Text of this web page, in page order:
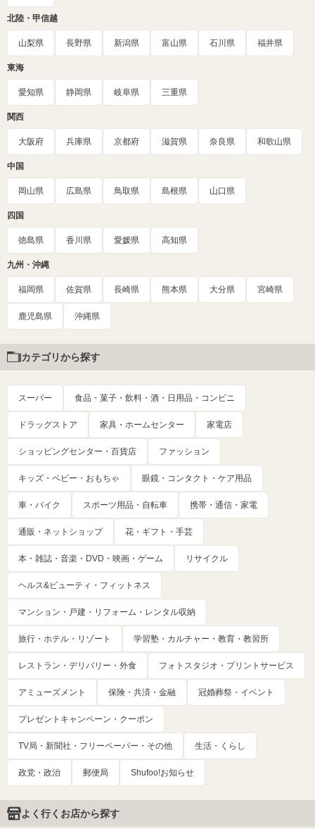
北陸・甲信越
山梨県 長野県 新潟県 富山県 石川県 福井県
東海
愛知県 静岡県 岐阜県 三重県
関西
大阪府 兵庫県 京都府 滋賀県 奈良県 和歌山県
中国
岡山県 広島県 鳥取県 島根県 山口県
四国
徳島県 香川県 愛媛県 高知県
九州・沖縄
福岡県 佐賀県 長崎県 熊本県 大分県 宮崎県
鹿児島県 沖縄県
カテゴリから探す
スーパー 食品・菓子・飲料・酒・日用品・コンビニ
ドラッグストア 家具・ホームセンター 家電店
ショッピングセンター・百貨店 ファッション
キッズ・ベビー・おもちゃ 眼鏡・コンタクト・ケア用品
車・バイク スポーツ用品・自転車 携帯・通信・家電
通販・ネットショップ 花・ギフト・手芸
本・雑誌・音楽・DVD・映画・ゲーム リサイクル
ヘルス&ビューティ・フィットネス
マンション・戸建・リフォーム・レンタル収納
旅行・ホテル・リゾート 学習塾・カルチャー・教育・教習所
レストラン・デリバリー・外食 フォトスタジオ・プリントサービス
アミューズメント 保険・共済・金融 冠婚葬祭・イベント
プレゼントキャンペーン・クーポン
TV局・新聞社・フリーペーパー・その他 生活・くらし
政党・政治 郵便局 Shufoo!お知らせ
よく行くお店から探す